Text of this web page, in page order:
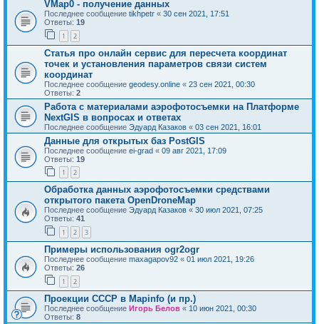
VMap0 - получение данных
Последнее сообщение tikhpetr « 30 сен 2021, 17:51
Ответы: 19
1 2
Статья про онлайн сервис для пересчета координат
точек и установления параметров связи систем
координат
Последнее сообщение geodesy.online « 23 сен 2021, 00:30
Ответы: 2
Работа с материалами аэрофотосъемки на Платформе
NextGIS в вопросах и ответах
Последнее сообщение Эдуард Казаков « 03 сен 2021, 16:01
Данные для открытых баз PostGIS
Последнее сообщение ei-grad « 09 авг 2021, 17:09
Ответы: 19
1 2
Обработка данных аэрофотосъемки средствами
открытого пакета OpenDroneMap
Последнее сообщение Эдуард Казаков « 30 июл 2021, 07:25
Ответы: 41
1 2 3
Примеры использования ogr2ogr
Последнее сообщение maxagapov92 « 01 июл 2021, 19:26
Ответы: 26
1 2
Проекции СССР в Mapinfo (и пр.)
Последнее сообщение Игорь Белов « 10 июн 2021, 00:30
Ответы: 8